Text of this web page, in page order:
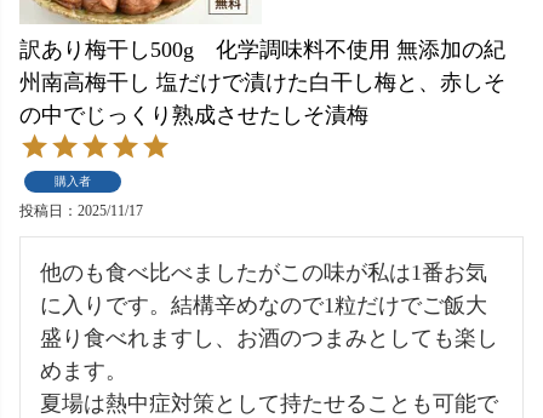
訳あり梅干し500g 化学調味料不使用 無添加の紀
州南高梅干し 塩だけで漬けた白干し梅と、赤しそ
の中でじっくり熟成させたしそ漬梅
購入者
投稿日 2025/11/17
他のも食べ比べましたがこの味が私は1番お気
に入りです。結構辛めなので1粒だけでご飯大
盛り食べれますし、お酒のつまみとしても楽し
めます。
夏場は熱中症対策として持たせることも可能で